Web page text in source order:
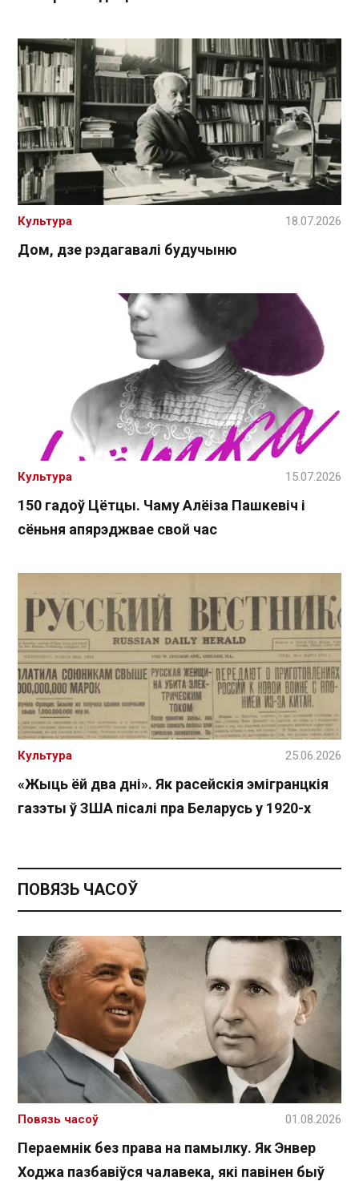
Дом, дзе рэдагавалі будучыню
Культура 18.07.2026
150 гадоў Цётцы. Чаму Алёіза Пашкевіч і
сёньня апярэджвае свой час
Культура 15.07.2026
«Жыць ёй два дні». Як расейскія эмігранцкія
газэты ў ЗША пісалі пра Беларусь у 1920-х
Культура 25.06.2026
ПОВЯЗЬ ЧАСОЎ
Пераемнік без права на памылку. Як Энвер
Ходжа пазбавіўся чалавека, які павінен быў
Повязь часоў 01.08.2026